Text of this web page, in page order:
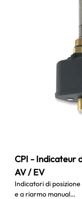
CPI - Indicateur
AV / EV
Indicatori di
e a riarmo manual…